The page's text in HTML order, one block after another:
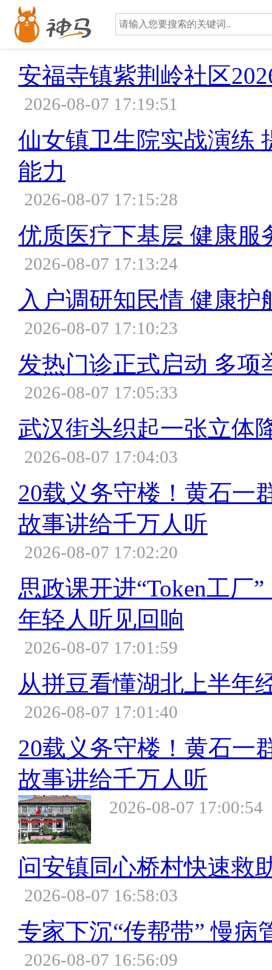
安福寺镇紫荆岭社区
2026-08-07 17:19:51
仙女镇卫生院实战演练
能力
2026-08-07 17:15:28
优质医疗下基层 健康服
2026-08-07 17:13:24
入户调研知民情 健康护
2026-08-07 17:10:23
发热门诊正式启动 多项
2026-08-07 17:05:33
武汉街头织起一张立体
2026-08-07 17:04:03
20载义务守楼！黄石一
故事讲给千万人听
2026-08-07 17:02:20
思政课开进“Token工厂
年轻人听见回响
2026-08-07 17:01:59
从拼豆看懂湖北上半年
2026-08-07 17:01:40
20载义务守楼！黄石一
故事讲给千万人听
2026-08-07 17:00:54
问安镇同心桥村快速救
2026-08-07 16:58:03
专家下沉“传帮带” 慢病
2026-08-07 16:56:09